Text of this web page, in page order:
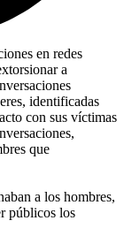
en redes
a
identificadas
con sus víctimas
que
a los hombres,
públicos los